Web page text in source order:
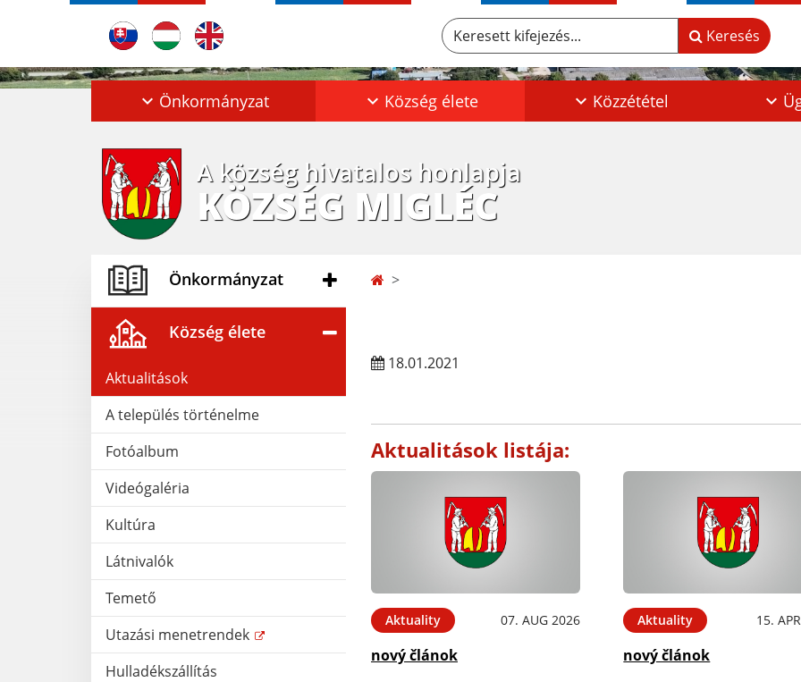
Keresett kifejezés... Keresés
Önkormányzat Község élete Közzététel
A község hivatalos honlapja
KÖZSÉG MIGLÉC
Önkormányzat
Község élete
Aktualitások
A település történelme
Fotóalbum
Videógaléria
Kultúra
Látnivalók
Temető
Utazási menetrendek
Hulladékszállítás
18.01.2021
Aktualitások listája:
Aktuality 07. AUG 2026
nový článok
Aktuality 15.
nový článok